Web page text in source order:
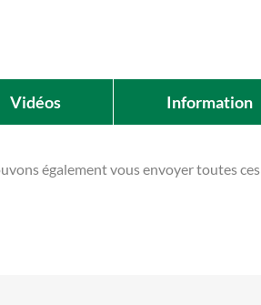
Vidéos Information
également vous envoyer toutes ces